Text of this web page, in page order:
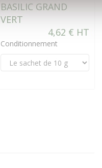
BASILIC GRAND
VERT
4,62 € HT
Conditionnement